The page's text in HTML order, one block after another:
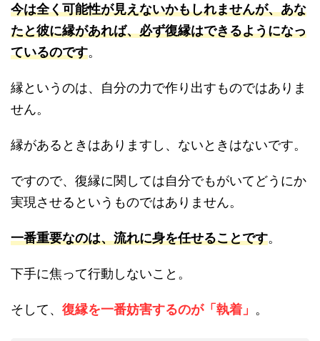
今は全く可能性が見えないかもしれませんが、あな
たと彼に縁があれば、必ず復縁はできるようになっ
ているのです。
縁というのは、自分の力で作り出すものではありま
せん。
縁があるときはありますし、ないときはないです。
ですので、復縁に関しては自分でもがいてどうにか
実現させるというものではありません。
一番重要なのは、流れに身を任せることです。
下手に焦って行動しないこと。
そして、 復縁を一番妨害するのが「執着」 。